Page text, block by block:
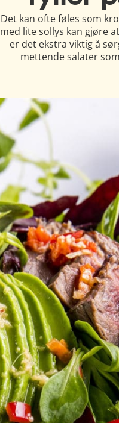
Det kan ofte føles som
med lite sollys kan gjøre
er det ekstra viktig å
mettende salater